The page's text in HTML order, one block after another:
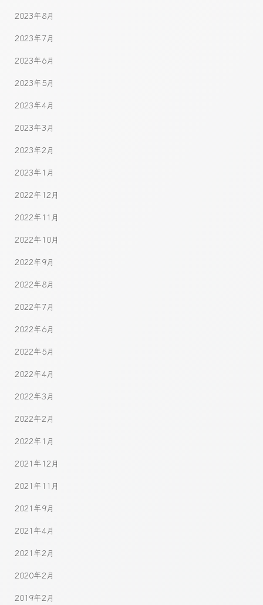
2023年8月
2023年7月
2023年6月
2023年5月
2023年4月
2023年3月
2023年2月
2023年1月
2022年12月
2022年11月
2022年10月
2022年9月
2022年8月
2022年7月
2022年6月
2022年5月
2022年4月
2022年3月
2022年2月
2022年1月
2021年12月
2021年11月
2021年9月
2021年4月
2021年2月
2020年2月
2019年2月